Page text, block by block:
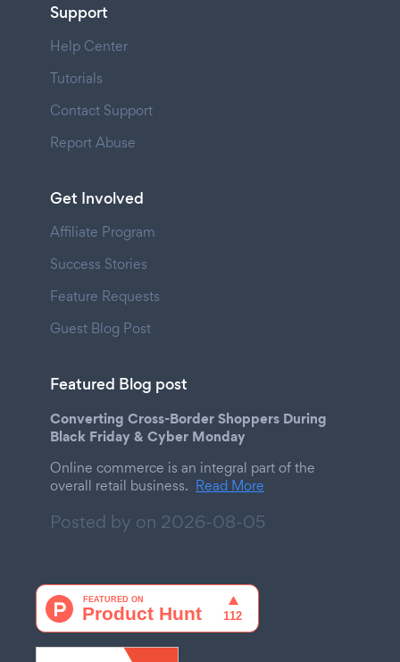
Support
Help Center
Tutorials
Contact Support
Report Abuse
Get Involved
Affiliate Program
Success Stories
Feature Requests
Guest Blog Post
Featured Blog post
Converting Cross-Border Shoppers During
Black Friday & Cyber Monday
Online commerce is an integral part of the
overall retail business. Read More
Posted by on 2026-08-05